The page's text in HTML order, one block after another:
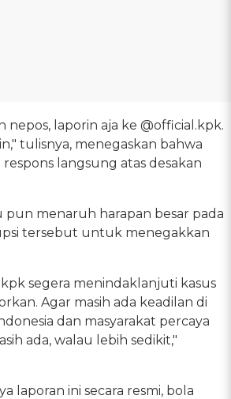
nepos, laporin aja ke @official.kpk.
tulisnya, menegaskan bahwa
respons langsung atas desakan
pun menaruh harapan besar pada
tersebut untuk menegakkan
segera menindaklanjuti kasus
Agar masih ada keadilan di
dan masyarakat percaya
ada, walau lebih sedikit,"
laporan ini secara resmi, bola